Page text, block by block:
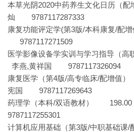
本草光阴2020中药养生文化日
灿 9787117287333
康复功能评定学(第3版/本科康
9787117271509
医学影像设备学实训与学习指导
李燕,黄祥国 9787117326094
康复医学（第4版/高专临床/配
宪国 9787117269643
药理学（本科/双语教材）
9787117255301
计算机应用基础（第3版/中职基